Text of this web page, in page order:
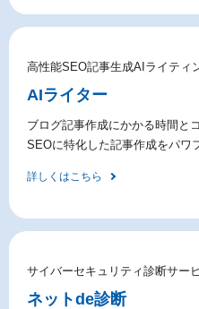
高性能SEO記事生成AIライティ
AIライター
ブログ記事作成にかかる時間と
SEOに特化した記事作成をパワ
詳しくはこちら
サイバーセキュリティ診断サー
ネットde診断